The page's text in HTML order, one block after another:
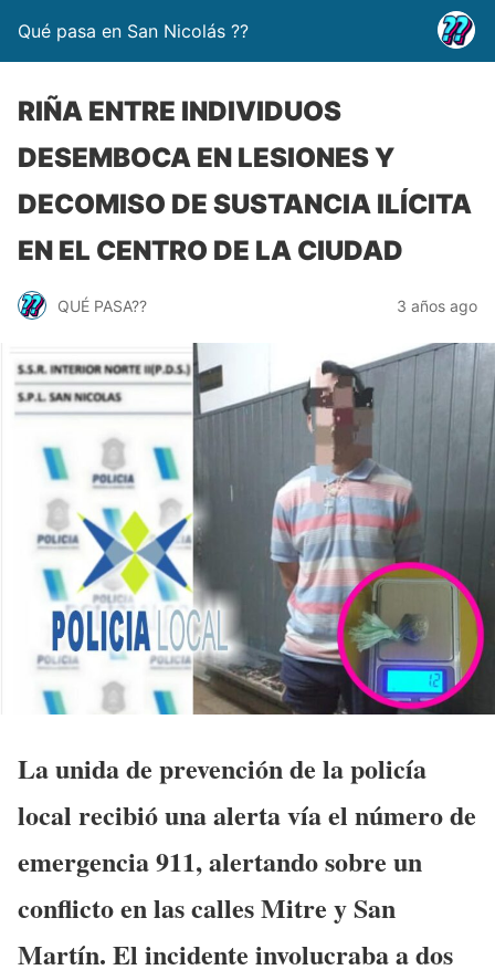
Qué pasa en San Nicolás ??
RIÑA ENTRE INDIVIDUOS
DESEMBOCA EN LESIONES Y
DECOMISO DE SUSTANCIA ILÍCITA
EN EL CENTRO DE LA CIUDAD
QUÉ PASA?? 3 años ago
La unida de prevención de la policía
local recibió una alerta vía el número de
emergencia 911, alertando sobre un
conflicto en las calles Mitre y San
Martín. El incidente involucraba a dos